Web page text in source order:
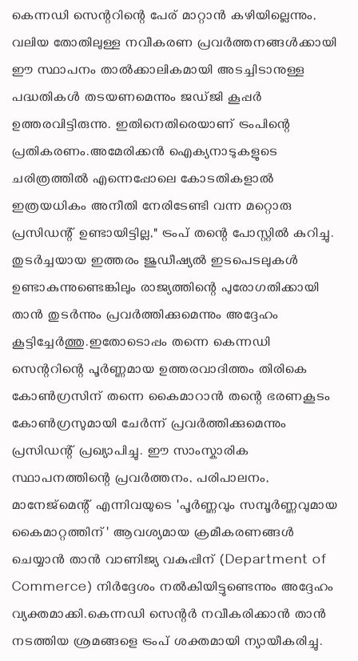
കെന്നഡി സെന്ററിന്റെ പേര് മാറ്റാൻ കഴിയില്ലെന്നും,
വലിയ തോതിലുള്ള നവീകരണ പ്രവർത്തനങ്ങൾക്കായി
ഈ സ്ഥാപനം താൽക്കാലികമായി അടച്ചിടാനുള്ള
പദ്ധതികൾ തടയണമെന്നും ജഡ്ജി കൂപ്പർ
ഉത്തരവിട്ടിരുന്നു. ഇതിനെതിരെയാണ് ട്രംപിന്റെ
പ്രതികരണം.അമേരിക്കൻ ഐക്യനാടുകളുടെ
ചരിത്രത്തിൽ എന്നെപ്പോലെ കോടതികളാൽ
ഇത്രയധികം അനീതി നേരിടേണ്ടി വന്ന മറ്റൊരു
പ്രസിഡന്റ് ഉണ്ടായിട്ടില്ല," ട്രംപ് തന്റെ പോസ്റ്റിൽ കുറിച്ചു.
തുടർച്ചയായ ഇത്തരം ജുഡീഷ്യൽ ഇടപെടലുകൾ
ഉണ്ടാകുന്നുണ്ടെങ്കിലും രാജ്യത്തിന്റെ പുരോഗതിക്കായി
താൻ തുടർന്നും പ്രവർത്തിക്കുമെന്നും അദ്ദേഹം
കൂട്ടിച്ചേർത്തു.ഇതോടൊപ്പം തന്നെ കെന്നഡി
സെന്ററിന്റെ പൂർണ്ണമായ ഉത്തരവാദിത്തം തിരികെ
കോൺഗ്രസിന് തന്നെ കൈമാറാൻ തന്റെ ഭരണകൂടം
കോൺഗ്രസുമായി ചേർന്ന് പ്രവർത്തിക്കുമെന്നും
പ്രസിഡന്റ് പ്രഖ്യാപിച്ചു. ഈ സാംസ്കാരിക
സ്ഥാപനത്തിന്റെ പ്രവർത്തനം, പരിപാലനം,
മാനേജ്‌മെന്റ് എന്നിവയുടെ 'പൂർണ്ണവും സമ്പൂർണ്ണവുമായ
കൈമാറ്റത്തിന്' ആവശ്യമായ ക്രമീകരണങ്ങൾ
ചെയ്യാൻ താൻ വാണിജ്യ വകുപ്പിന് (Department of
Commerce) നിർദ്ദേശം നൽകിയിട്ടുണ്ടെന്നും അദ്ദേഹം
വ്യക്തമാക്കി.കെന്നഡി സെന്റർ നവീകരിക്കാൻ താൻ
നടത്തിയ ശ്രമങ്ങളെ ട്രംപ് ശക്തമായി ന്യായീകരിച്ചു.